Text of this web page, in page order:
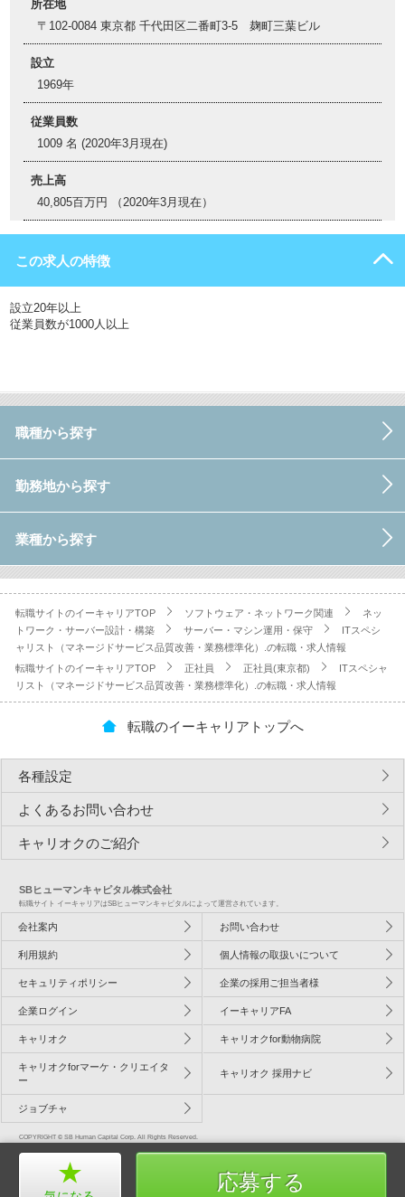
所在地
〒102-0084 東京都 千代田区二番町3-5 麹町三葉ビル
設立
1969年
従業員数
1009 名 (2020年3月現在)
売上高
40,805百万円 （2020年3月現在）
この求人の特徴
設立20年以上
従業員数が1000人以上
応募する
職種から探す
勤務地から探す
業種から探す
転職サイトのイーキャリアTOP ソフトウェア・ネットワーク関連
ネッ
トワーク・サーバー設計・構築
サーバー・マシン運用・保守
ITスペシ
ャリスト（マネージドサービス品質改善・業務標準化）.の転職・求人情報
転職サイトのイーキャリアTOP
正社員 正社員(東京都)
ITスペシャ
リスト（マネージドサービス品質改善・業務標準化）.の転職・求人情報
転職のイーキャリアトップへ
各種設定
よくあるお問い合わせ
キャリオクのご紹介
SBヒューマンキャピタル株式会社
転職サイト イーキャリアはSBヒューマンキャピタルによって運営されています。
会社案内 お問い合わせ
利用規約 個人情報の取扱いについて
セキュリティポリシー 企業の採用ご担当者様
企業ログイン イーキャリアFA
キャリオク キャリオクfor動物病院
キャリオクforマーケ・クリエイタ
ー
キャリオク 採用ナビ
ジョブチャ
COPYRIGHT © SB Human Capital Corp. All Rights Reserved.